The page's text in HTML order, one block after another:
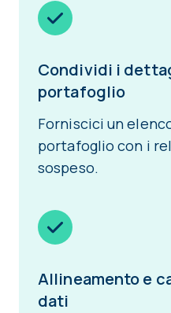
Condividi i
portafoglio
Forniscici un
portafoglio con i
sospeso.
Allineamento e
dati